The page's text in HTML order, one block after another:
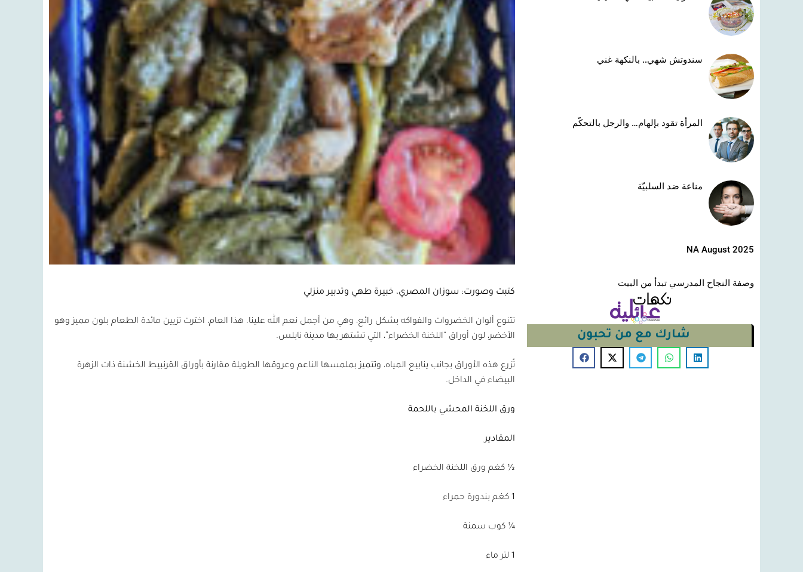
سندوتش شهي.. بالنكهة غني
المرأة تقود بإلهام… والرجل بالتحكّم
مناعة ضد السلبيّة
NA August 2025
وصفة النجاح المدرسي تبدأ من البيت
شارك مع من تحبون
كتبت وصورت: سوزان المصري، خبيرة طهي وتدبير منزلي
تتنوع ألوان الخضروات والفواكه بشكل رائع، وهي من أجمل نعم الله علينا. هذا العام، اخترت تزيين مائدة الطعام بلون مميز وهو
الأخضر، لون أوراق “اللخنة الخضراء”، التي تشتهر بها مدينة نابلس.
تُزرع هذه الأوراق بجانب ينابيع المياه، وتتميز بملمسها الناعم وعروقها الطويلة مقارنة بأوراق القرنبيط الخشنة ذات الزهرة
البيضاء في الداخل.
ورق اللخنة المحشي باللحمة
المقادير
½ كغم ورق اللخنة الخضراء
1 كغم بندورة حمراء
¼ كوب سمنة
1 لتر ماء